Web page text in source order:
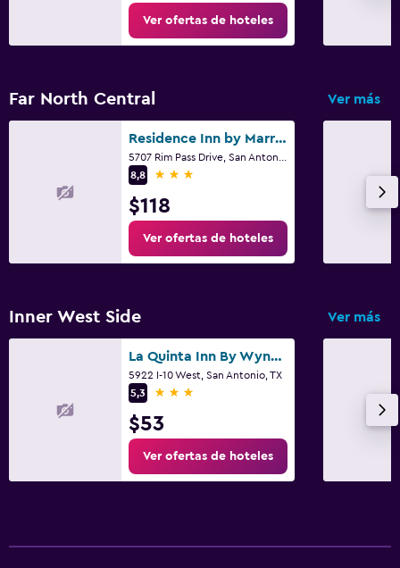
Ver ofertas de hoteles
Far North Central Ver más
Residence Inn by Marriott San Antonio Six Flags at The RIM
8,8
3 estrellas
$118
Ver ofertas de hoteles
Inner West Side Ver más
La Quinta Inn By Wyndham Ih-10 West San Antonio Tx
5922 I-10 West, San Antonio, TX
5,3
3 estrellas
$53
Ver ofertas de hoteles